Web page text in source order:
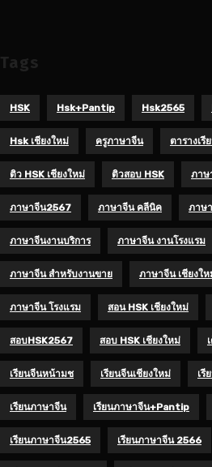
Tags
HSK Hsk+pantip Hsk2565
Hsk เชียงใหม่ ครูภาษาจีน ตารางเ
ติว HSK เชียงใหม่ ติวสอบ HSK ภาษ
ภาษาจีน2567 ภาษาจีน คลีนิค ภาษ
ภาษาจีนงานบริการ ภาษาจีน งานโรงแรม
ภาษาจีน สำหรับงานขาย ภาษาจีน เชียงให
ภาษาจีน โรงแรม สอน HSK เชียงใหม่
สอบHSK2567 สอบ HSK เชียงใหม่
เรียนจีนหน้ามช เรียนจีนเชียงใหม่ เรี
เรียนภาษาจีน เรียนภาษาจีน+pantip
เรียนภาษาจีน2565 เรียนภาษาจีน 2566